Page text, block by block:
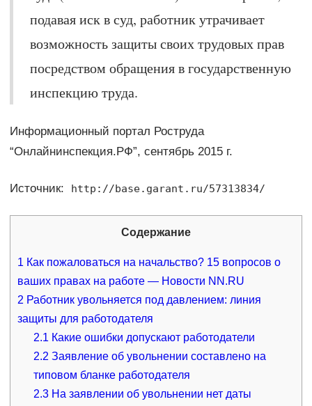
подавая иск в суд, работник утрачивает
возможность защиты своих трудовых прав
посредством обращения в государственную
инспекцию труда.
Информационный портал Роструда
“Онлайнинспекция.РФ”, сентябрь 2015 г.
Источник: http://base.garant.ru/57313834/
Содержание
1 Как пожаловаться на начальство? 15 вопросов о
ваших правах на работе — Новости NN.RU
2 Работник увольняется под давлением: линия
защиты для работодателя
2.1 Какие ошибки допускают работодатели
2.2 Заявление об увольнении составлено на
типовом бланке работодателя
2.3 На заявлении об увольнении нет даты